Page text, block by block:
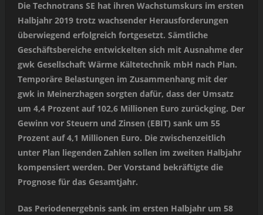
Die Technotrans SE hat ihren Wachstumskurs im ersten
Halbjahr 2019 trotz wachsender Herausforderungen
überwiegend erfolgreich fortgesetzt. Sämtliche
Geschäftsbereiche entwickelten sich mit Ausnahme der
gwk Gesellschaft Wärme Kältetechnik mbH nach Plan.
Temporäre Belastungen im Zusammenhang mit der
gwk in Meinerzhagen sorgten dafür, dass der Umsatz
um 4,4 Prozent auf 102,6 Millionen Euro zurückging. Der
Gewinn vor Steuern und Zinsen (EBIT) sank um 55
Prozent auf 4,1 Millionen Euro. Die zwischenzeitlich
unter Plan liegenden Zahlen sollen im zweiten Halbjahr
kompensiert werden. Der Vorstand bekräftigte die
Prognose für das Gesamtjahr.
Das Periodenergebnis sank im ersten Halbjahr um 58